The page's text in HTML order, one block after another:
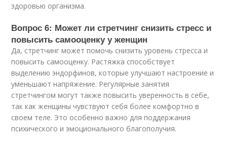
здоровью организма.
Вопрос 6: Может ли стретчинг снизить стресс и
повысить самооценку у женщин
Да, стретчинг может помочь снизить уровень стресса и
повысить самооценку. Растяжка способствует
выделению эндорфинов, которые улучшают настроение и
уменьшают напряжение. Регулярные занятия
стретчингом могут также повысить уверенность в себе,
так как женщины чувствуют себя более комфортно в
своем теле. Это особенно важно для поддержания
психического и эмоционального благополучия.